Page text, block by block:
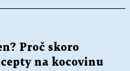
Proč skoro
na kocovinu